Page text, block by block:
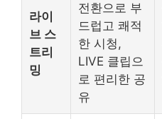
라이
브 스
트리
밍
전환으로 부
드럽고 쾌적
한 시청,
LIVE 클립으
로 편리한 공
유